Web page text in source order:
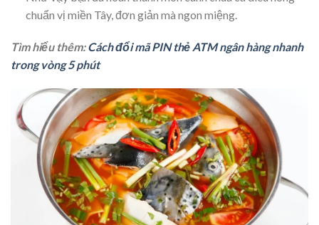
chuẩn vị miền Tây, đơn giản mà ngon miệng.
Tìm hiểu thêm:Cách đổi mã PIN thẻ ATM ngân hàng nhanh
trong vòng 5 phút